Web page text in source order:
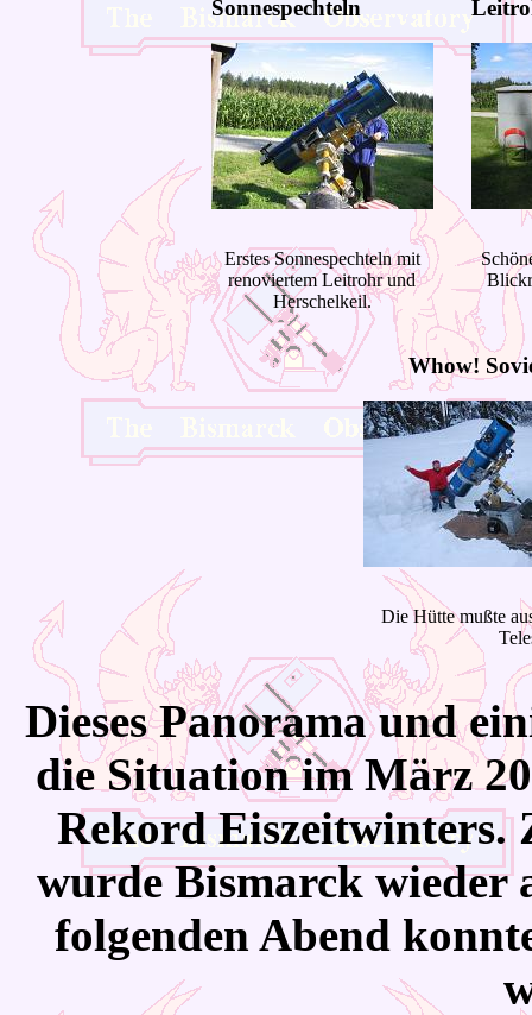
Sonnespechteln
Erstes Sonnespechteln mit
renoviertem Leitrohr und
Herschelkeil.
Whow!
Die Hütte mußte
Dieses Panorama und
die Situation im März
Rekord Eiszeitwinters.
wurde Bismarck wieder
folgenden Abend